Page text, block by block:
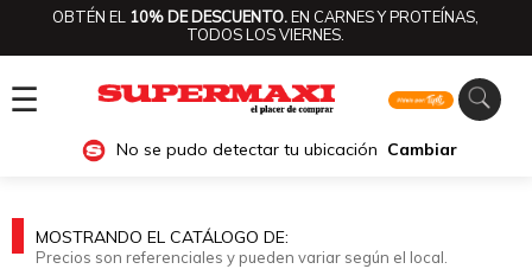
OBTÉN EL 10% DE DESCUENTO.EN CARNES Y PROTEÍNAS,
TODOS LOS VIERNES.
☰
No se pudo detectar tu ubicación Cambiar
MOSTRANDO EL CATÁLOGO DE:
Precios son referenciales y pueden variar según el local.